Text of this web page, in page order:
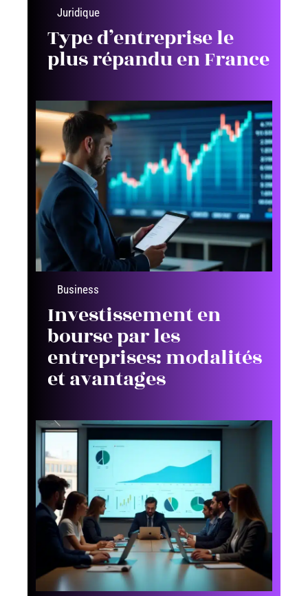
Juridique
Type d’entreprise le
plus répandu en France
Business
Investissement en
bourse par les
entreprises: modalités
et avantages